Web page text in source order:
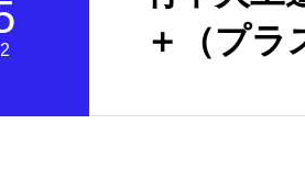
＋（プラ